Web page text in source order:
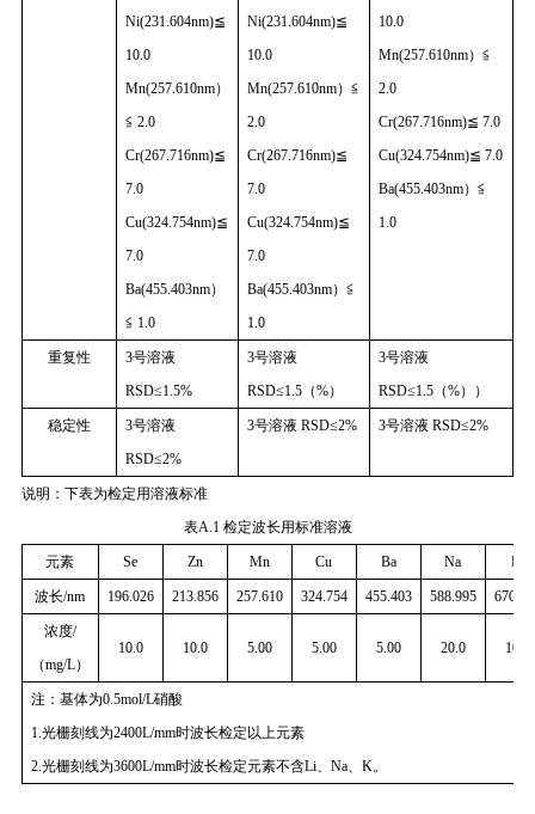
Ni(231.604nm)≦
10.0
Mn(257.610nm）
≦ 2.0
Cr(267.716nm)≦
7.0
Cu(324.754nm)≦
7.0
Ba(455.403nm）
≦ 1.0
Ni(231.604nm)≦
10.0
Mn(257.610nm）≦
2.0
Cr(267.716nm)≦
7.0
Cu(324.754nm)≦
7.0
Ba(455.403nm）≦
1.0
10.0
Mn(257.610nm）≦
2.0
Cr(267.716nm)≦ 7.0
Cu(324.754nm)≦ 7.0
Ba(455.403nm）≦
1.0
重复性
3号溶液
RSD≤1.5%
3号溶液
RSD≤1.5（%）
3号溶液
RSD≤1.5（%））
稳定性
3号溶液
RSD≤2%
3号溶液 RSD≤2% 3号溶液 RSD≤2%
说明：下表为检定用溶液标准
表A.1 检定波长用标准溶液
元素 Se Zn Mn Cu Ba Na Li
波长/nm 196.026 213.856 257.610 324.754 455.403 588.995
浓度/
（mg/L）
10.0 10.0 5.00 5.00 5.00 20.0 10.0
注：基体为0.5mol/L硝酸
1.光栅刻线为2400L/mm时波长检定以上元素
2.光栅刻线为3600L/mm时波长检定元素不含Li、Na、K。